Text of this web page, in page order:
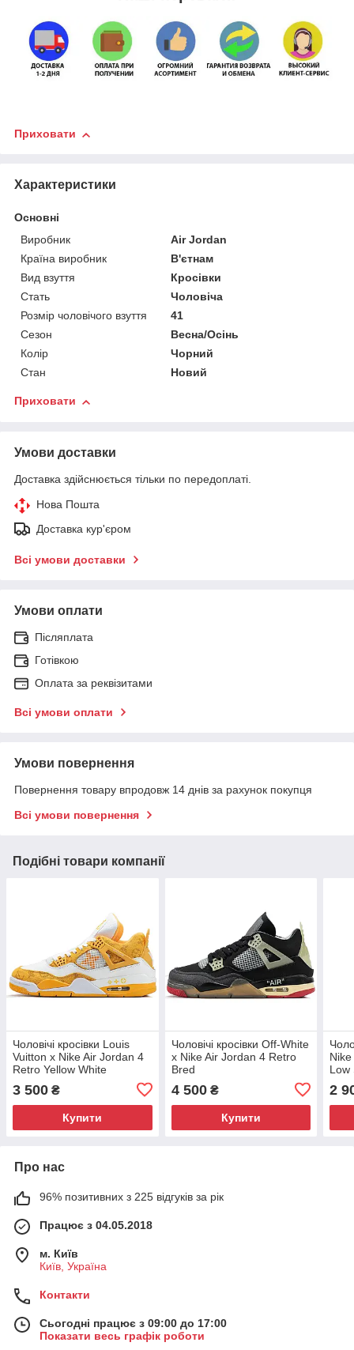
Приховати
Характеристики
Основні
Виробник
Air Jordan
Країна виробник
В'єтнам
Вид взуття
Кросівки
Стать
Чоловіча
Розмір чоловічого взуття
41
Сезон
Весна/Осінь
Колір
Чорний
Стан
Новий
Приховати
Умови доставки
Доставка здійснюється тільки по передоплаті.
Нова Пошта
Доставка кур'єром
Всі умови доставки
Умови оплати
Післяплата
Готівкою
Оплата за реквізитами
Всі умови оплати
Умови повернення
Повернення товару впродовж 14 днів за рахунок покупця
Всі умови повернення
Подібні товари компанії
Чоловічі кросівки Louis
Vuitton x Nike Air Jordan 4
Retro Yellow White
3 500 ₴
Купити
Чоловічі кросівки Off-White
x Nike Air Jordan 4 Retro
Bred
4 500₴
Купити
Low
2
Про нас
96% позитивних з 225 відгуків за рік
Працює з 04.05.2018
м. Київ
Київ, Україна
Контакти
Сьогодні працює з 09:00 до 17:00
Показати весь графік роботи